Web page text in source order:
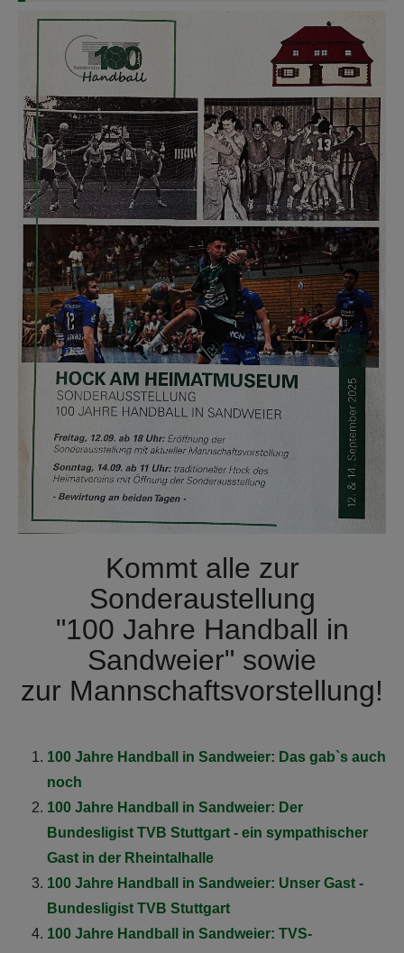
Kommt alle zur
Sonderaustellung
"100 Jahre Handball in
Sandweier" sowie
zur Mannschaftsvorstellung!
100 Jahre Handball in Sandweier: Das gab`s auch
noch
100 Jahre Handball in Sandweier: Der
Bundesligist TVB Stuttgart - ein sympathischer
Gast in der Rheintalhalle
100 Jahre Handball in Sandweier: Unser Gast -
Bundesligist TVB Stuttgart
100 Jahre Handball in Sandweier: TVS-